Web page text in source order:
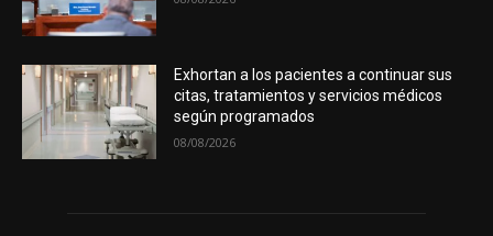
Exhortan a los pacientes a continuar sus
citas, tratamientos y servicios médicos
según programados
08/08/2026